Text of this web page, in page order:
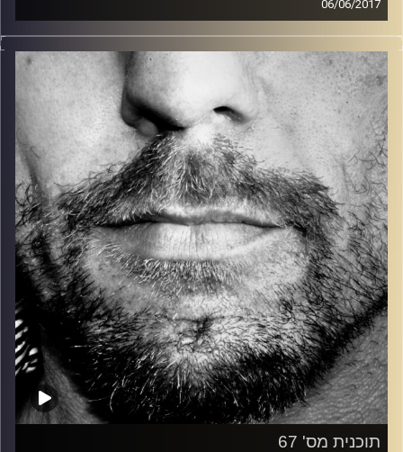
06/06/2017
זיפים, מוזיקה מחוספסת של הופעות חיות. הרבה ג'אם, רוק,
בלוז, bluegrass, ג'אז, Fאנק, פרוגרסיב ואפילו אלקטרוניקה.
כל מה שחי, אמיתי ונושם.
עם שמוליק רגב.
קרדיט תמונות: David Goehring
תוכנית מס' 67